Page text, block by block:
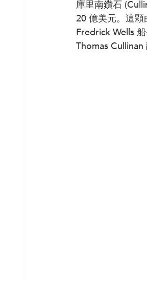
庫里南鑽石
20 億美元。這
Fredrick Wells
Thomas Cullinan